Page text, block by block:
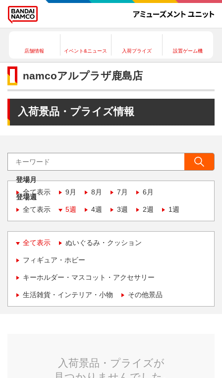
店舗情報 イベント&ニュース 入荷プライズ 設置ゲーム機
namcoアルプラザ鹿島店
入荷景品・プライズ情報
登場月
全て表示
9月 8月 7月 6月
登場週
全て表示
5週 4週 3週 2週 1週
全て表示 ぬいぐるみ・クッション
フィギュア・ホビー
キーホルダー・マスコット・アクセサリー
生活雑貨・インテリア・小物 その他景品